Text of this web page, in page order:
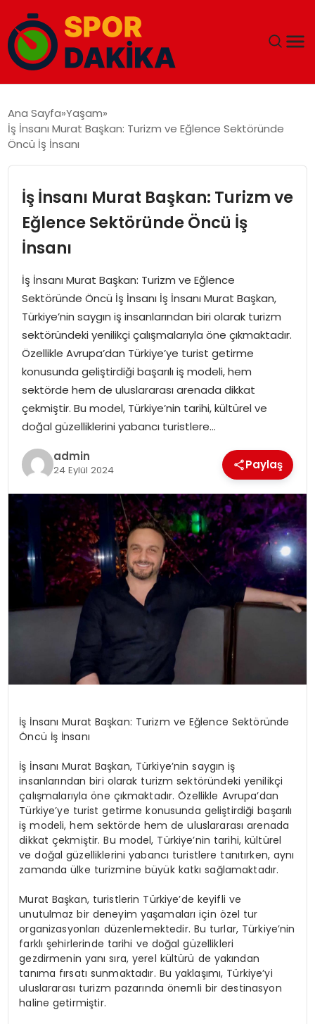
GÜNDEM
EĞITIM
EKONOMI
MAGAZIN
SAĞLIK
SIYASET
SPOR
TEKNOLOJI
YAŞAM
Ana Sayfa Yaşam
İş İnsanı Murat Başkan: Turizm ve Eğlence Sektöründe
Öncü İş İnsanı
İş İnsanı Murat Başkan: Turizm ve
Eğlence Sektöründe Öncü İş
İnsanı
İş İnsanı Murat Başkan: Turizm ve Eğlence
Sektöründe Öncü İş İnsanı İş İnsanı Murat Başkan,
Türkiye’nin saygın iş insanlarından biri olarak turizm
sektöründeki yenilikçi çalışmalarıyla öne çıkmaktadır.
Özellikle Avrupa’dan Türkiye’ye turist getirme
konusunda geliştirdiği başarılı iş modeli, hem
sektörde hem de uluslararası arenada dikkat
çekmiştir. Bu model, Türkiye’nin tarihi, kültürel ve
doğal güzelliklerini yabancı turistlere…
admin
24 Eylül 2024 Paylaş
İş İnsanı Murat Başkan: Turizm ve Eğlence Sektöründe
Öncü İş İnsanı
İş İnsanı Murat Başkan, Türkiye’nin saygın iş
insanlarından biri olarak turizm sektöründeki yenilikçi
çalışmalarıyla öne çıkmaktadır. Özellikle Avrupa’dan
Türkiye’ye turist getirme konusunda geliştirdiği başarılı
iş modeli, hem sektörde hem de uluslararası arenada
dikkat çekmiştir. Bu model, Türkiye’nin tarihi, kültürel
ve doğal güzelliklerini yabancı turistlere tanıtırken, aynı
zamanda ülke turizmine büyük katkı sağlamaktadır.
Murat Başkan, turistlerin Türkiye’de keyifli ve
unutulmaz bir deneyim yaşamaları için özel tur
organizasyonları düzenlemektedir. Bu turlar, Türkiye’nin
farklı şehirlerinde tarihi ve doğal güzellikleri
gezdirmenin yanı sıra, yerel kültürü de yakından
tanıma fırsatı sunmaktadır. Bu yaklaşımı, Türkiye’yi
uluslararası turizm pazarında önemli bir destinasyon
haline getirmiştir.